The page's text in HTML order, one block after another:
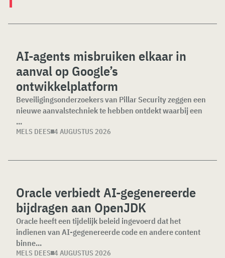
AI-agents misbruiken elkaar in
aanval op Google’s
ontwikkelplatform
Beveiligingsonderzoekers van Pillar Security zeggen een
nieuwe aanvalstechniek te hebben ontdekt waarbij een
...
MELS DEES 4 AUGUSTUS 2026
Oracle verbiedt AI-gegenereerde
bijdragen aan OpenJDK
Oracle heeft een tijdelijk beleid ingevoerd dat het
indienen van AI-gegenereerde code en andere content
binne...
MELS DEES 4 AUGUSTUS 2026